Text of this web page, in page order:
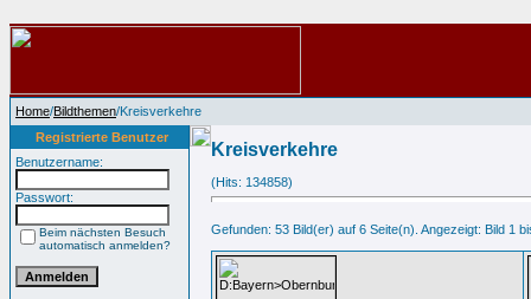
Home/Bildthemen/Kreisverkehre
Registrierte Benutzer
Benutzername:
Passwort:
Beim nächsten Besuch
automatisch anmelden?
Kreisverkehre
(Hits: 134858)
Gefunden: 53 Bild(er) auf 6 Seite(n). Angezeigt: Bild 1